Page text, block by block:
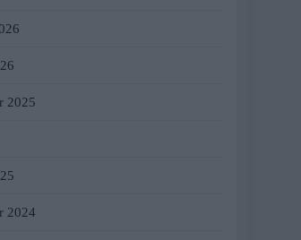
2025
2024